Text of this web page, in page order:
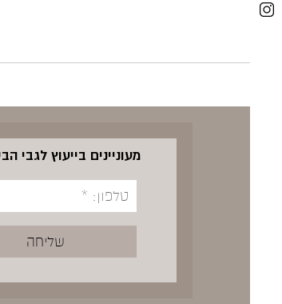
מעוניינים בייעוץ